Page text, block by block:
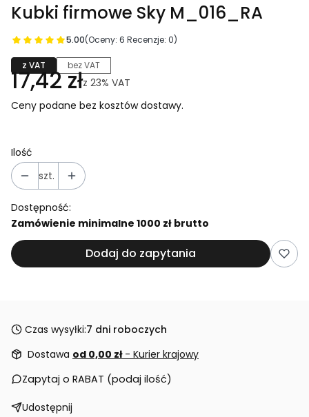
Kubki firmowe Sky M_016_RA
5.00(Oceny: 6 Recenzje: 0)
z VAT bez VAT
17,42 złz 23% VAT
Ceny podane bez kosztów dostawy.
Ilość
szt.
Dostępność:
Zamówienie minimalne 1000 zł brutto
Dodaj do zapytania
Czas wysyłki:7 dni roboczych
Dostawa od 0,00 zł - Kurier krajowy
Zapytaj o RABAT (podaj ilość)
Udostępnij